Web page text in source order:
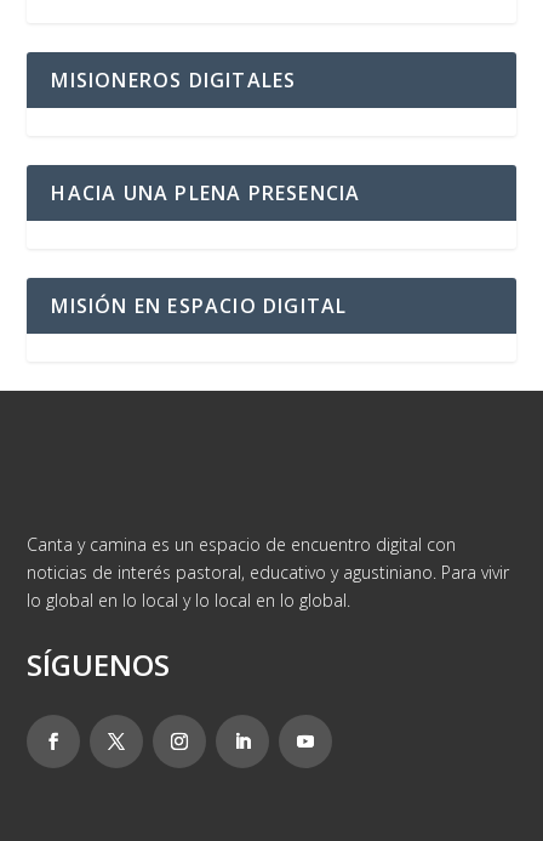
MISIONEROS DIGITALES
HACIA UNA PLENA PRESENCIA
MISIÓN EN ESPACIO DIGITAL
Canta y camina es un espacio de encuentro digital con
noticias de interés pastoral, educativo y agustiniano. Para vivir
lo global en lo local y lo local en lo global.
SÍGUENOS